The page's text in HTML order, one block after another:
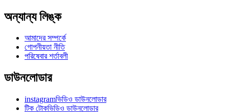
অন্যান্য লিঙ্ক
আমাদের সম্পর্কে
গোপনীয়তা নীতি
পরিষেবার শর্তাবলী
ডাউনলোডার
instagramভিডিও ডাউনলোডার
টিক টোকভিডিও ডাউনলোডার